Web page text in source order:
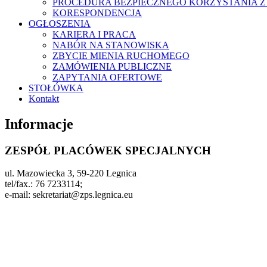
PROCEDURA BEZPIECZNEGO KORZYSTANIA
KORESPONDENCJA
OGŁOSZENIA
KARIERA I PRACA
NABÓR NA STANOWISKA
ZBYCIE MIENIA RUCHOMEGO
ZAMÓWIENIA PUBLICZNE
ZAPYTANIA OFERTOWE
STOŁÓWKA
Kontakt
Informacje
ZESPÓŁ PLACÓWEK SPECJALNYCH
ul. Mazowiecka 3, 59-220 Legnica
tel/fax.: 76 7233114;
e-mail: sekretariat@zps.legnica.eu